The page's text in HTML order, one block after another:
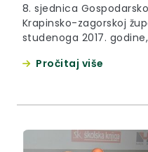
8. sjednica
Krapinsko-zagorskoj
studenoga 2017.
Pročitaj više